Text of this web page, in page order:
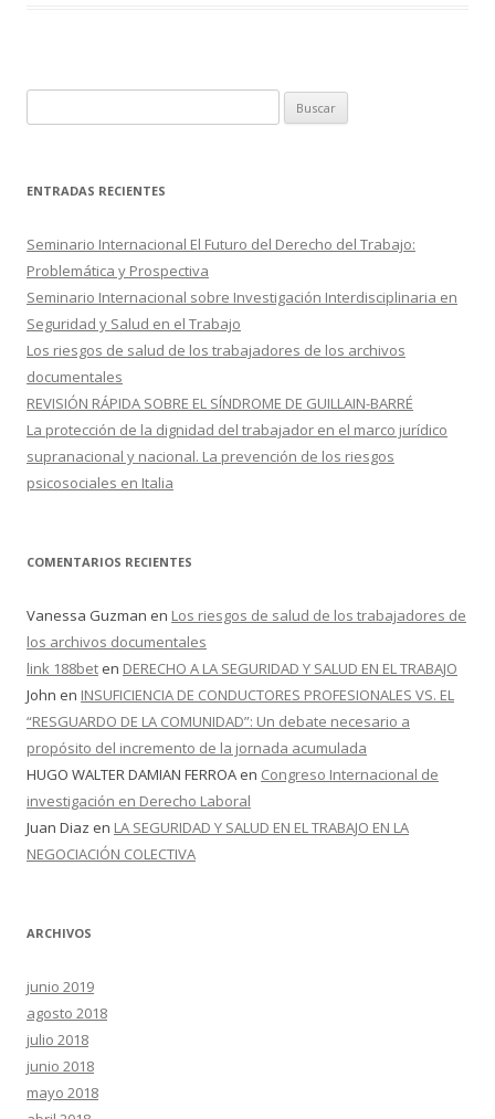
u
c
r
:
ENTRADAS RECIENTES
Seminario Internacional El Futuro del Derecho del Trabajo:
Problemática y Prospectiva
Seminario Internacional sobre Investigación Interdisciplinaria en
Seguridad y Salud en el Trabajo
Los riesgos de salud de los trabajadores de los archivos
documentales
REVISIÓN RÁPIDA SOBRE EL SÍNDROME DE GUILLAIN-BARRÉ
La protección de la dignidad del trabajador en el marco jurídico
supranacional y nacional. La prevención de los riesgos
psicosociales en Italia
COMENTARIOS RECIENTES
Vanessa Guzman en Los riesgos de salud de los trabajadores de
los archivos documentales
link 188bet en DERECHO A LA SEGURIDAD Y SALUD EN EL TRABAJO
John en INSUFICIENCIA DE CONDUCTORES PROFESIONALES VS. EL
“RESGUARDO DE LA COMUNIDAD”: Un debate necesario a
propósito del incremento de la jornada acumulada
HUGO WALTER DAMIAN FERROA en Congreso Internacional de
investigación en Derecho Laboral
Juan Diaz en LA SEGURIDAD Y SALUD EN EL TRABAJO EN LA
NEGOCIACIÓN COLECTIVA
ARCHIVOS
junio 2019
agosto 2018
julio 2018
junio 2018
mayo 2018